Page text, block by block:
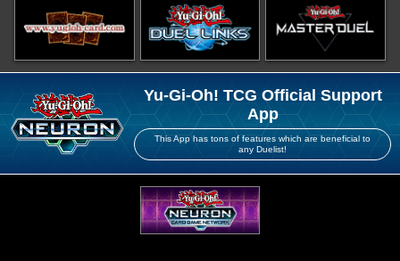
Yu-Gi-Oh! TCG Official Support
App
This App has tons of features which are beneficial to
any Duelist!